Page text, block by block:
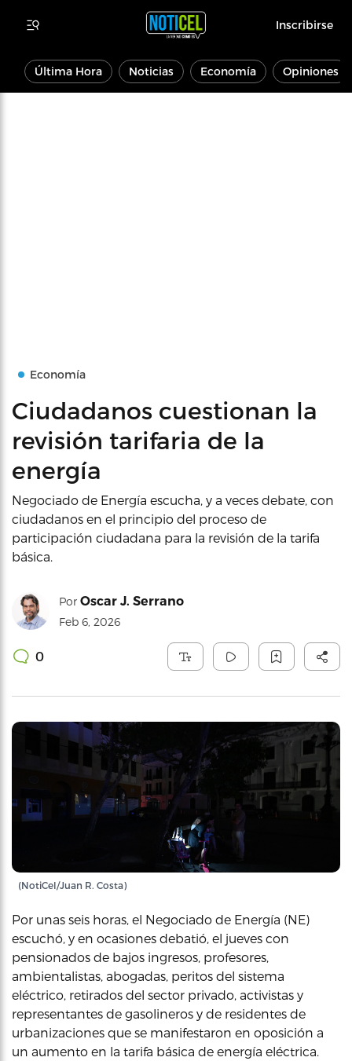
Inscribirse
Última Hora Noticias Economía Opiniones
Economía
Ciudadanos cuestionan la
revisión tarifaria de la
energía
Negociado de Energía escucha, y a veces debate, con
ciudadanos en el principio del proceso de
participación ciudadana para la revisión de la tarifa
básica.
Por Oscar J. Serrano
Feb 6, 2026
0
(NotiCel/Juan R. Costa)
Por unas seis horas, el Negociado de Energía (NE)
escuchó, y en ocasiones debatió, el jueves con
pensionados de bajos ingresos, profesores,
ambientalistas, abogadas, peritos del sistema
eléctrico, retirados del sector privado, activistas y
representantes de gasolineros y de residentes de
urbanizaciones que se manifestaron en oposición a
un aumento en la tarifa básica de energía eléctrica.